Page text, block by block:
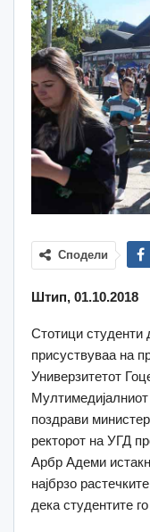
Сподели
Штип, 01.10.2018
Стотици студенти
присуствуваа на
Универзитетот
поздрави
ректорот на УГД
Арбр Адеми
најбрзо
дека студентите